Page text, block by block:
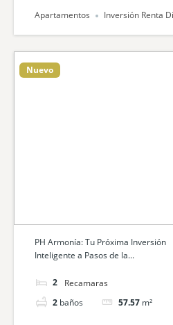
Apartamentos Inversión Renta
Nuevo
PH Armonía: Tu Próxima Inversión
Inteligente a Pasos de la...
2
camas
2 baños 57.57 m²